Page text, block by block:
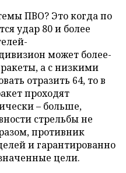
ПВО? Это когда по
удар 80 и более
может более-
а с низкими
отразить 64, то в
проходят
– больше,
стрельбы не
противник
и гарантированно
цели.